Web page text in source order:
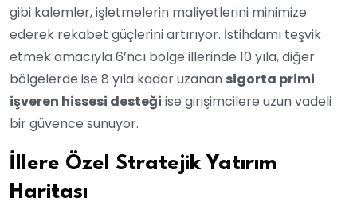
gibi kalemler, işletmelerin maliyetlerini minimize
ederek rekabet güçlerini artırıyor. İstihdamı teşvik
etmek amacıyla 6’ncı bölge illerinde 10 yıla, diğer
bölgelerde ise 8 yıla kadar uzanan sigorta primi
işveren hissesi desteği ise girişimcilere uzun vadeli
bir güvence sunuyor.
İllere Özel Stratejik Yatırım
Haritası